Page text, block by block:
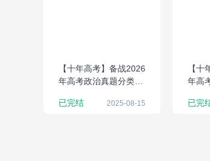
【十年高考】备战2026
年高考政治真题分类解
版）
已完结 2025-08-15
【
年高
版）
已完